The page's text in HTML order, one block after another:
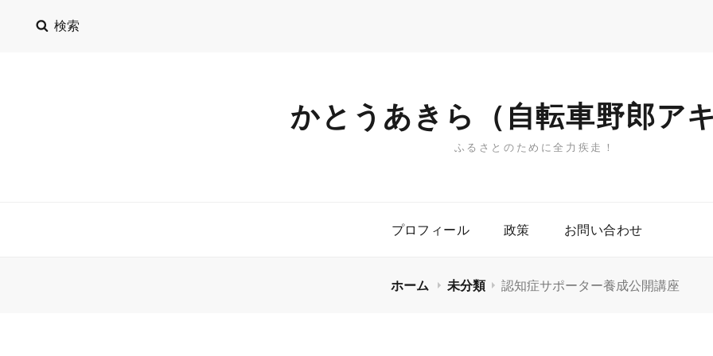
検索
かとうあきら（自転車野郎アキ
ふるさとのために全力疾走！
プロフィール 政策 お問い合わせ
ホーム 未分類 認知症サポーター養成公開講座